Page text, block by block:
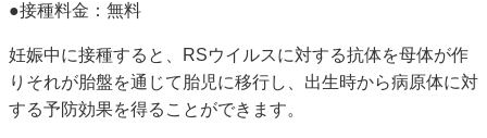
●接種料金：無料
妊娠中に接種すると、RSウイルスに対する抗体を母体が作
りそれが胎盤を通じて胎児に移行し、出生時から病原体に対
する予防効果を得ることができます。